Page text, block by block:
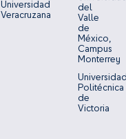
Universidad
Veracruzana
del
Valle
de
México,
Campus
Monterrey
Politécnica
de
Victoria